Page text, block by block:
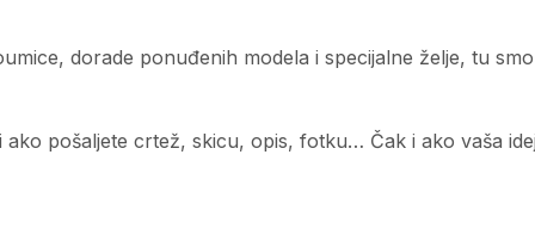
dorade ponuđenih modela i specijalne želje, tu
pošaljete crtež, skicu, opis, fotku… Čak i ako vaša